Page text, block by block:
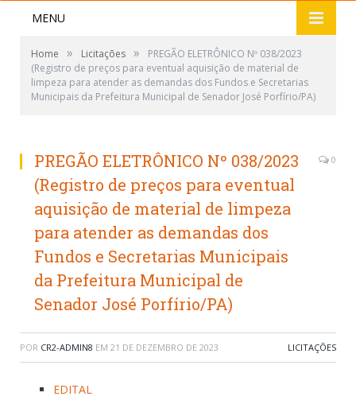
MENU
Home » Licitações »
PREGÃO ELETRÔNICO Nº 038/2023
(Registro de preços para eventual aquisição de material de
limpeza para atender as demandas dos Fundos e Secretarias
Municipais da Prefeitura Municipal de Senador José Porfírio/PA)
PREGÃO ELETRÔNICO Nº 038/2023
(Registro de preços para eventual
aquisição de material de limpeza
para atender as demandas dos
Fundos e Secretarias Municipais
da Prefeitura Municipal de
Senador José Porfírio/PA)
0
POR CR2-ADMIN8 EM 21 DE DEZEMBRO DE 2023 LICITAÇÕES
EDITAL